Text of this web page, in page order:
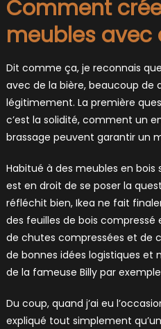
Comment
meubles avec
Dit comme ça, je reconnais
avec de la bière, beaucoup de
légitimement. La première
c’est la solidité, comment un
brassage peuvent garantir un
Habitué à des meubles en bois
est en droit de se poser la
réfléchit bien, Ikea ne fait
des feuilles de bois
de chutes compressées et de
de bonnes idées logistiques et
de la fameuse Billy par
Du coup, quand j’ai eu
expliqué tout simplement